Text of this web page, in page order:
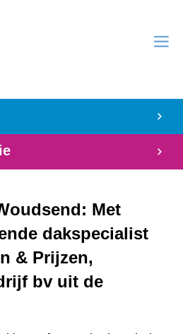
Met
dakspecialist
& Prijzen,
bv uit de